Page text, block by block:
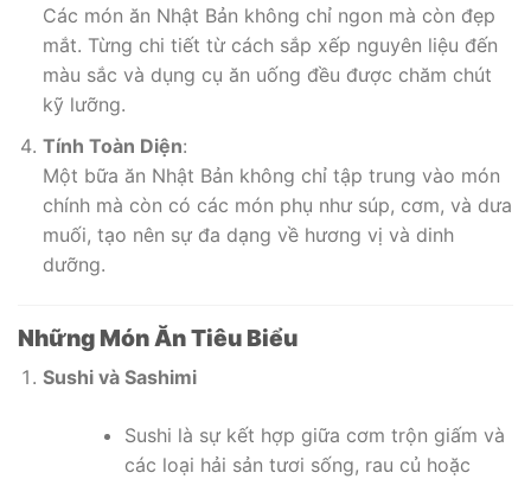
Các món ăn Nhật Bản không chỉ ngon mà còn đẹp
mắt. Từng chi tiết từ cách sắp xếp nguyên liệu đến
màu sắc và dụng cụ ăn uống đều được chăm chút
kỹ lưỡng.
Tính Toàn Diện:
Một bữa ăn Nhật Bản không chỉ tập trung vào món
chính mà còn có các món phụ như súp, cơm, và dưa
muối, tạo nên sự đa dạng về hương vị và dinh
dưỡng.
Những Món Ăn Tiêu Biểu
Sushi và Sashimi
Sushi là sự kết hợp giữa cơm trộn giấm và
các loại hải sản tươi sống, rau củ hoặc